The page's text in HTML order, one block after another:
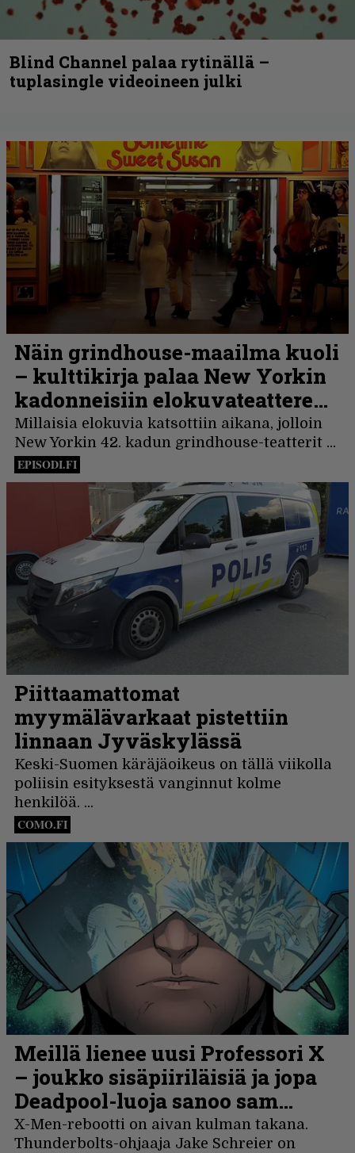
Blind Channel palaa rytinällä –
tuplasingle videoineen julki